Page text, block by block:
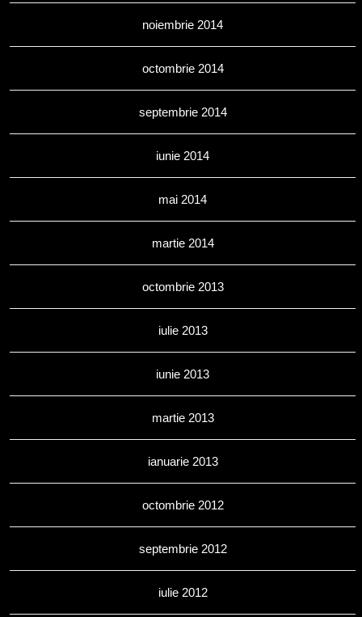
noiembrie 2014
octombrie 2014
septembrie 2014
iunie 2014
mai 2014
martie 2014
octombrie 2013
iulie 2013
iunie 2013
martie 2013
ianuarie 2013
octombrie 2012
septembrie 2012
iulie 2012